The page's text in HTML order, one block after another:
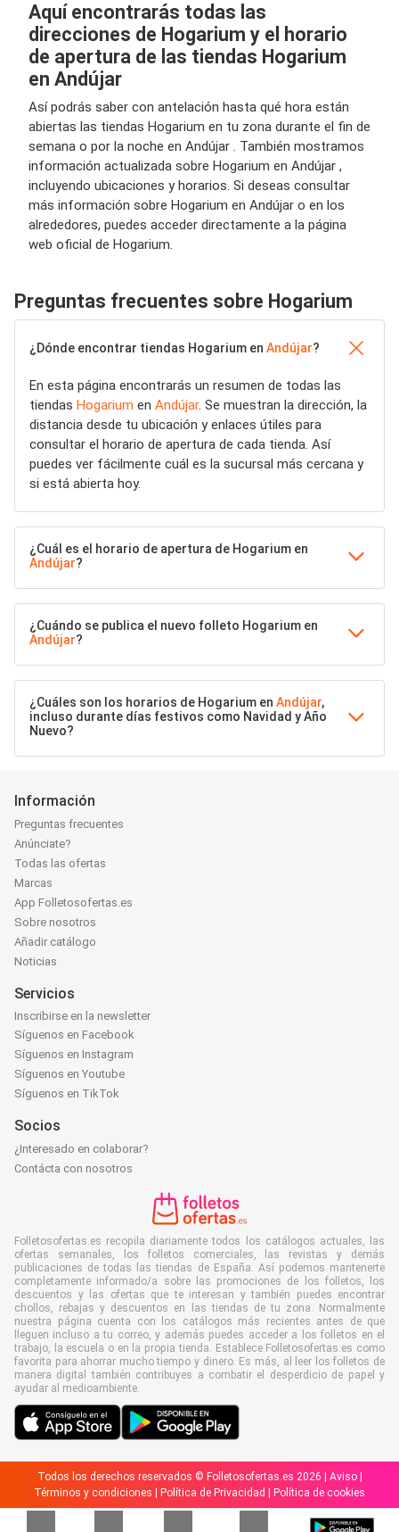
Aquí encontrarás todas las
direcciones de Hogarium y el horario
de apertura de las tiendas Hogarium
en Andújar
Así podrás saber con antelación hasta qué hora están
abiertas las tiendas Hogarium en tu zona durante el fin de
semana o por la noche en Andújar . También mostramos
información actualizada sobre Hogarium en Andújar ,
incluyendo ubicaciones y horarios. Si deseas consultar
más información sobre Hogarium en Andújar o en los
alrededores, puedes acceder directamente a la página
web oficial de Hogarium.
Preguntas frecuentes sobre Hogarium
¿Dónde encontrar tiendas Hogarium en Andújar?
En esta página encontrarás un resumen de todas las
tiendas Hogarium en Andújar. Se muestran la dirección, la
distancia desde tu ubicación y enlaces útiles para
consultar el horario de apertura de cada tienda. Así
puedes ver fácilmente cuál es la sucursal más cercana y
si está abierta hoy.
¿Cuál es el horario de apertura de Hogarium en
Andújar?
¿Cuándo se publica el nuevo folleto Hogarium en
Andújar?
¿Cuáles son los horarios de Hogarium en Andújar,
incluso durante días festivos como Navidad y Año
Nuevo?
Información
Preguntas frecuentes
Anúnciate?
Todas las ofertas
Marcas
App Folletosofertas.es
Sobre nosotros
Añadir catálogo
Noticias
Servicios
Inscribirse en la newsletter
Síguenos en Facebook
Síguenos en Instagram
Síguenos en Youtube
Síguenos en TikTok
Socios
¿Interesado en colaborar?
Contácta con nosotros
Folletosofertas.es recopila diariamente todos los catálogos actuales, las
ofertas semanales, los folletos comerciales, las revistas y demás
publicaciones de todas las tiendas de España. Así podemos mantenerte
completamente informado/a sobre las promociones de los folletos, los
descuentos y las ofertas que te interesan y también puedes encontrar
chollos, rebajas y descuentos en las tiendas de tu zona. Normalmente
nuestra página cuenta con los catálogos más recientes antes de que
lleguen incluso a tu correo, y además puedes acceder a los folletos en el
trabajo, la escuela o en la propia tienda. Establece Folletosofertas.es como
favorita para ahorrar mucho tiempo y dinero. Es más, al leer los folletos de
manera digital también contribuyes a combatir el desperdicio de papel y
ayudar al medioambiente.
Todos los derechos reservados © Folletosofertas.es 2026 | Aviso|
Términos y condiciones
Política de Privacidad Política de cookies